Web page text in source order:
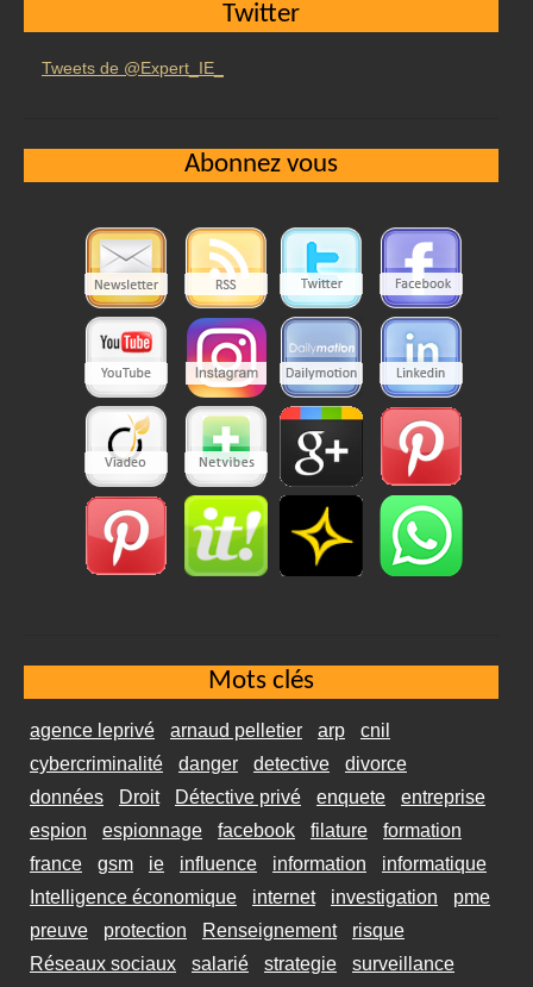
Twitter
Tweets de @Expert_IE_
Abonnez vous
Mots clés
agence leprivé arnaud pelletier arp
cnil
cybercriminalité
danger detective
divorce
données
Droit Détective privé enquete
entreprise
espion
espionnage facebook filature
formation
france
gsm ie influence information
informatique
Intelligence économique
internet investigation
pme
preuve
protection Renseignement
risque
Réseaux sociaux
salarié strategie surveillance